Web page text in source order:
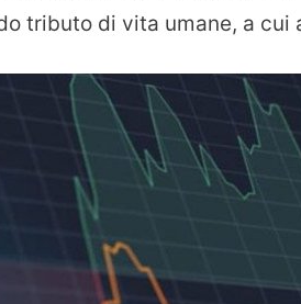
tributo di vita umane, a cui